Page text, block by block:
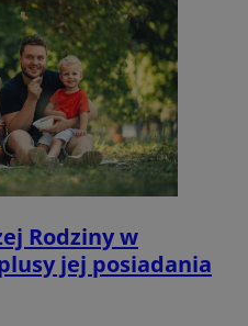
Rodziny w
jej posiadania